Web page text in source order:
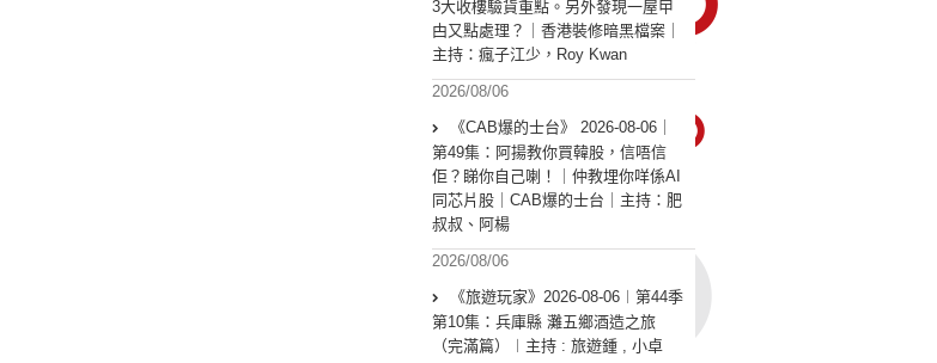
3大收樓驗貨重點。另外發現一屋曱
甴又點處理？｜香港裝修暗黑檔案｜
主持：瘋子江少，Roy Kwan
2026/08/06
《CAB爆的士台》 2026-08-06｜
第49集：阿揚教你買韓股，信唔信
佢？睇你自己喇！｜仲教埋你咩係AI
同芯片股｜CAB爆的士台｜主持：肥
叔叔、阿楊
2026/08/06
《旅遊玩家》2026-08-06︱第44季
第10集：兵庫縣 灘五鄉酒造之旅
（完滿篇）︱主持 : 旅遊鍾 , 小卓